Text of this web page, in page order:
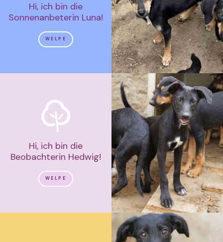
Hi, ich bin die
Sonnenanbeterin Luna!
WELPE
Hi, ich bin die
Beobachterin Hedwig!
WELPE